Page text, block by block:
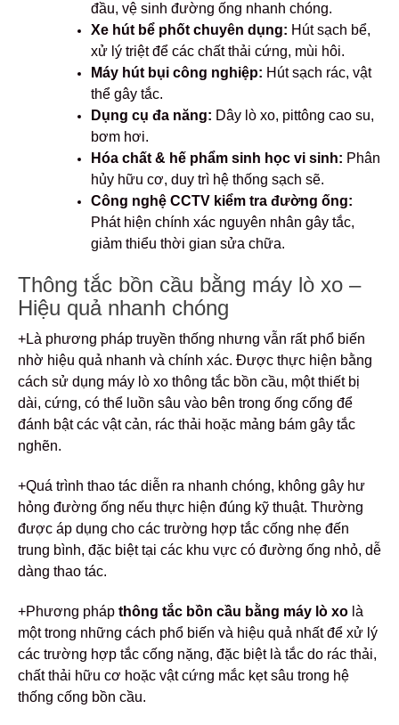
đầu, vệ sinh đường ống nhanh chóng.
Xe hút bể phốt chuyên dụng: Hút sạch bể,
xử lý triệt để các chất thải cứng, mùi hôi.
Máy hút bụi công nghiệp: Hút sạch rác, vật
thể gây tắc.
Dụng cụ đa năng: Dây lò xo, pittông cao su,
bơm hơi.
Hóa chất & hế phẩm sinh học vi sinh: Phân
hủy hữu cơ, duy trì hệ thống sạch sẽ.
Công nghệ CCTV kiểm tra đường ống:
Phát hiện chính xác nguyên nhân gây tắc,
giảm thiểu thời gian sửa chữa.
Thông tắc bồn cầu bằng máy lò xo –
Hiệu quả nhanh chóng
+Là phương pháp truyền thống nhưng vẫn rất phổ biến
nhờ hiệu quả nhanh và chính xác. Được thực hiện bằng
cách sử dụng máy lò xo thông tắc bồn cầu, một thiết bị
dài, cứng, có thể luồn sâu vào bên trong ống cống để
đánh bật các vật cản, rác thải hoặc mảng bám gây tắc
nghẽn.
+Quá trình thao tác diễn ra nhanh chóng, không gây hư
hỏng đường ống nếu thực hiện đúng kỹ thuật. Thường
được áp dụng cho các trường hợp tắc cống nhẹ đến
trung bình, đặc biệt tại các khu vực có đường ống nhỏ, dễ
dàng thao tác.
+Phương pháp thông tắc bồn cầu bằng máy lò xo là
một trong những cách phổ biến và hiệu quả nhất để xử lý
các trường hợp tắc cống nặng, đặc biệt là tắc do rác thải,
chất thải hữu cơ hoặc vật cứng mắc kẹt sâu trong hệ
thống cống bồn cầu.